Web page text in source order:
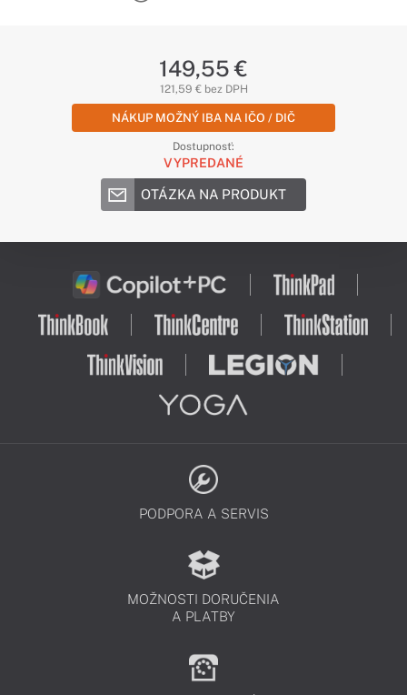
149,55 €
121,59 € bez DPH
NÁKUP MOŽNÝ IBA NA IČO / DIČ
Dostupnosť:
VYPREDANÉ
OTÁZKA NA PRODUKT
PODPORA A SERVIS
MOŽNOSTI DORUČENIA
A PLATBY